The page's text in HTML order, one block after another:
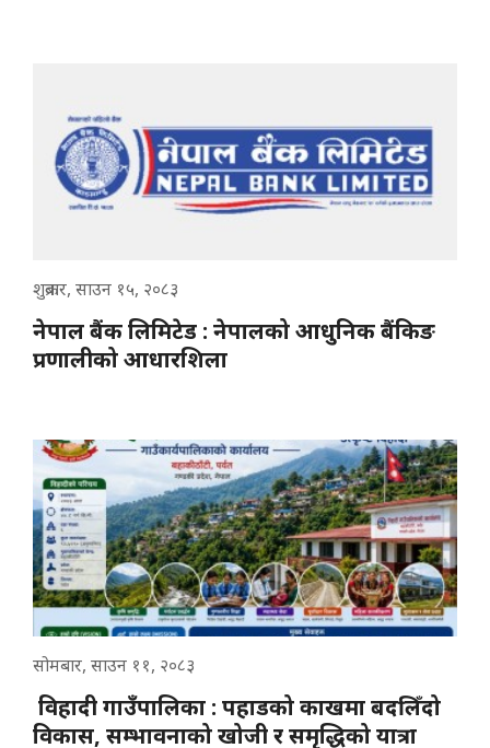
शुक्रबार, साउन १५, २०८३
नेपाल बैंक लिमिटेड : नेपालको आधुनिक बैंकिङ
प्रणालीको आधारशिला
सोमबार, साउन ११, २०८३
विहादी गाउँपालिका : पहाडको काखमा बदलिँदो
विकास, सम्भावनाको खोजी र समृद्धिको यात्रा